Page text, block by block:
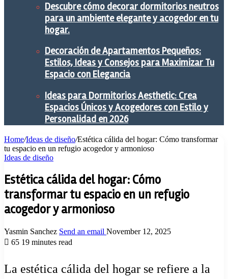
Descubre cómo decorar dormitorios neutros
para un ambiente elegante y acogedor en tu
hogar.
Decoración de Apartamentos Pequeños:
Estilos, Ideas y Consejos para Maximizar Tu
Espacio con Elegancia
Ideas para Dormitorios Aesthetic: Crea
Espacios Únicos y Acogedores con Estilo y
Personalidad en 2026
Home/Ideas de diseño/Estética cálida del hogar: Cómo transformar
tu espacio en un refugio acogedor y armonioso
Ideas de diseño
Estética cálida del hogar: Cómo
transformar tu espacio en un refugio
acogedor y armonioso
Yasmin Sanchez Send an email November 12, 2025
65 19 minutes read
La estética cálida del hogar se refiere a la